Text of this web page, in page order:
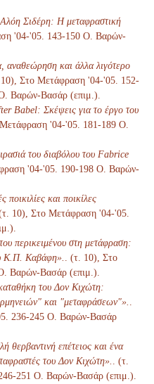
Σιδέρη: Η μεταφραστική
'04-'05. 143-150 Ο. Βαρών-
αναθεώρηση και άλλα λιγότερο
10), Στο Μετάφραση '04-'05. 152-
Βαρών-Βασάρ (επιμ.).
Babel: Σκέψεις για το έργο του
Μετάφραση '04-'05. 181-189 Ο.
του διαβόλου του Fabrice
'04-'05. 190-198 Ο. Βαρών-
ποικιλίες και ποικίλες
(τ. 10), Στο Μετάφραση '04-'05.
περικειμένου στη μετάφραση:
Κ.Π. Καβάφη».
. (τ. 10), Στο
Βαρών-Βασάρ (επιμ.).
του Δον Κιχώτη:
και "μεταφράσεων"».
236-245 Ο. Βαρών-Βασάρ
θερβαντινή επέτειος και ένα
του Δον Κιχώτη».
. (τ.
251 Ο. Βαρών-Βασάρ (επιμ.).